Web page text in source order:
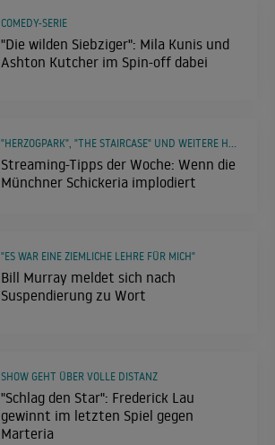
"Die wilden Siebziger": Mila Kunis und
Ashton Kutcher im Spin-off dabei
COMEDY-SERIE
Streaming-Tipps der Woche: Wenn die
Münchner Schickeria implodiert
Bill Murray meldet sich nach
Suspendierung zu Wort
"ES WAR EINE ZIEMLICHE LEHRE FÜR MICH"
"Schlag den Star": Frederick Lau
gewinnt im letzten Spiel gegen
Marteria
SHOW GEHT ÜBER VOLLE DISTANZ